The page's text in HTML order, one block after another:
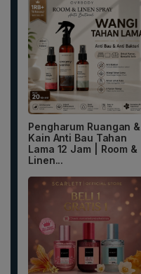
Pengharum Ruangan &
Kain Anti Bau Tahan
Lama 12 Jam | Room &
Linen...